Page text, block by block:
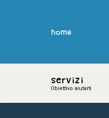
home
Servizi
Obiettivo aiutarti
home
Servizi
Obiettivo aiutarti